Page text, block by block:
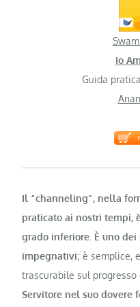
Io
Guida
Il “channeling”, nella
praticato ai nostri tempi,
grado inferiore. È uno
impegnativi; è semplice,
trascurabile sul progresso
Servitore nel suo dovere